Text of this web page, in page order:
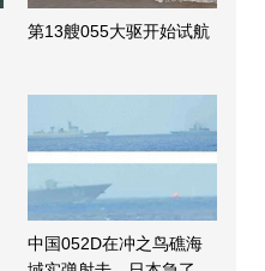
第13艘055大驱开始试航
中国052D在冲之鸟礁海